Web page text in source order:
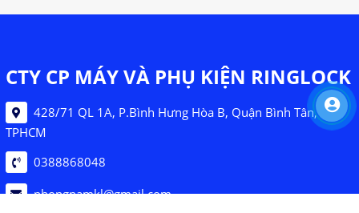
CTY CP MÁY VÀ PHỤ KIỆN RINGLOCK
428/71 QL 1A, P.Bình Hưng Hòa B, Quận Bình Tân,
TPHCM
0388868048
phongnamkl@gmail.com